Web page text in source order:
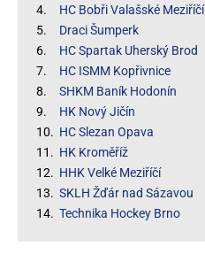
4.
HC Bobři Valašské Meziříčí
5.
Draci Šumperk
6.
HC Spartak Uherský Brod
7.
HC ISMM Kopřivnice
8.
SHKM Baník Hodonín
9.
HK Nový Jičín
10. HC Slezan Opava
11. HK Kroměříž
12. HHK Velké Meziříčí
13. SKLH Žďár nad Sázavou
14. Technika Hockey Brno